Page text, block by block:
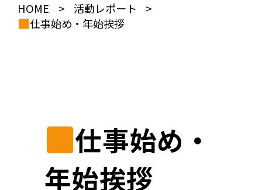
HOME > 活動レポート
>
仕事始め・年始挨拶
仕事始め・
年始挨拶